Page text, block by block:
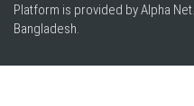
Platform is provided by Alpha
Bangladesh.